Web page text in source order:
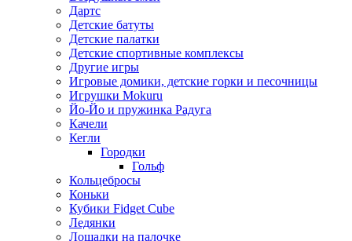
Дартс
Детские батуты
Детские палатки
Детские спортивные комплексы
Другие игры
Игровые домики, детские горки и песочницы
Игрушки Mokuru
Йо-Йо и пружинка Радуга
Качели
Кегли
Городки
Гольф
Кольцебросы
Коньки
Кубики Fidget Cube
Ледянки
Лошадки на палочке